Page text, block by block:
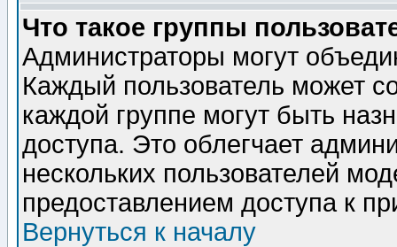
Что такое группы
Администраторы могут
Каждый пользователь может
каждой группе могут быть
доступа. Это облегчает
нескольких пользователей
предоставлением доступа к
Вернуться к началу